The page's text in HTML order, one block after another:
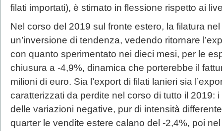
filati importati), è stimato in flessione rispetto ai
Nel corso del 2019 sul fronte estero, la filatura
un’inversione di tendenza, vedendo ritornare
con quanto sperimentato nei dieci mesi, per le
chiusura a -4,9%, dinamica che porterebbe il
milioni di euro. Sia l’export di filati lanieri sia
caratterizzati da perdite nel corso di tutto il 2019:
delle variazioni negative, pur di intensità
quarter le vendite estere calano del -2,4%, poi